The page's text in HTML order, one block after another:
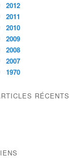
2012
2011
2010
2009
2008
2007
1970
RÉCENTS